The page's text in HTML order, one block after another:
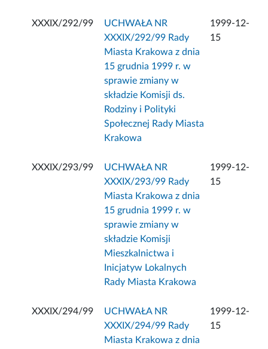
XXXIX/292/99
UCHWAŁA NR
XXXIX/292/99 Rady
Miasta Krakowa z dnia
15 grudnia 1999 r. w
sprawie zmiany w
składzie Komisji ds.
Rodziny i Polityki
Społecznej Rady Miasta
Krakowa
1999-12-
15
XXXIX/293/99
UCHWAŁA NR
XXXIX/293/99 Rady
Miasta Krakowa z dnia
15 grudnia 1999 r. w
sprawie zmiany w
składzie Komisji
Mieszkalnictwa i
Inicjatyw Lokalnych
Rady Miasta Krakowa
1999-12-
15
XXXIX/294/99
UCHWAŁA NR
XXXIX/294/99 Rady
Miasta Krakowa z dnia
1999-12-
15